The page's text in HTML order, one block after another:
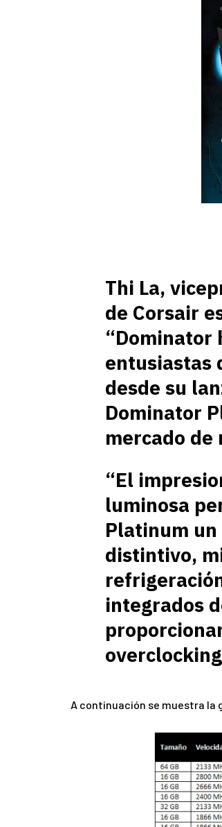
Thi La,
de Corsair
“Dominator
entusiastas
desde su
Dominator
mercado de
“El
luminosa
Platinum
distintivo,
integrados
A continuación se muestra la